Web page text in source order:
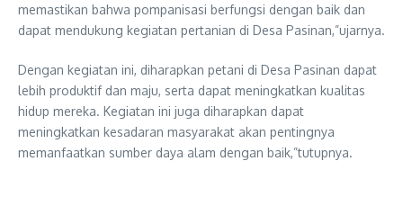
memastikan bahwa pompanisasi berfungsi dengan baik dan
dapat mendukung kegiatan pertanian di Desa Pasinan,”ujarnya.
Dengan kegiatan ini, diharapkan petani di Desa Pasinan dapat
lebih produktif dan maju, serta dapat meningkatkan kualitas
hidup mereka. Kegiatan ini juga diharapkan dapat
meningkatkan kesadaran masyarakat akan pentingnya
memanfaatkan sumber daya alam dengan baik,”tutupnya.